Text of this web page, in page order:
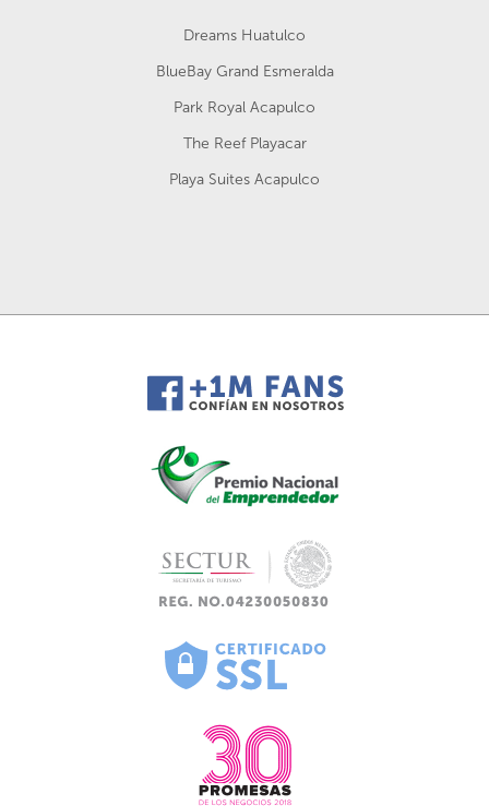
Dreams Huatulco
BlueBay Grand Esmeralda
Park Royal Acapulco
The Reef Playacar
Playa Suites Acapulco